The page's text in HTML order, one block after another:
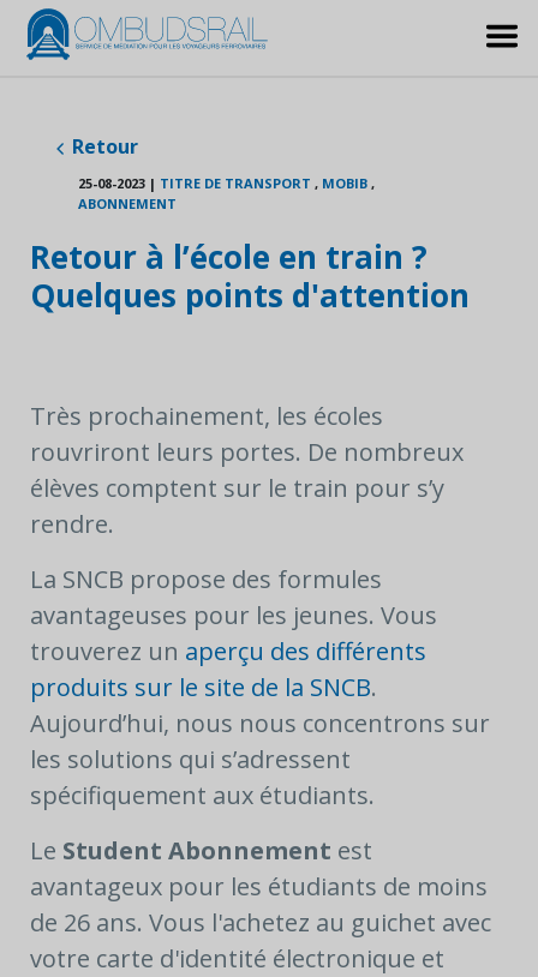
Retour
25-08-2023 | TITRE DE TRANSPORT , MOBIB ,
ABONNEMENT
Retour à l’école en train ?
Quelques points d'attention
Très prochainement, les écoles
rouvriront leurs portes. De nombreux
élèves comptent sur le train pour s’y
rendre.
La SNCB propose des formules
avantageuses pour les jeunes. Vous
trouverez un aperçu des différents
produits sur le site de la SNCB.
Aujourd’hui, nous nous concentrons sur
les solutions qui s’adressent
spécifiquement aux étudiants.
Le Student Abonnement est
avantageux pour les étudiants de moins
de 26 ans. Vous l'achetez au guichet avec
votre carte d'identité électronique et